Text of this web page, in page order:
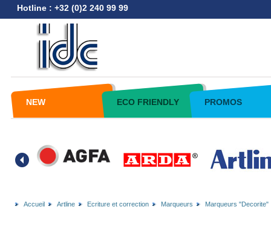
Hotline : +32 (0)2 240 99 99
NEW ECO FRIENDLY PROMOS
Accueil Artline Ecriture et correction Marqueurs Marqueurs "Decorite"